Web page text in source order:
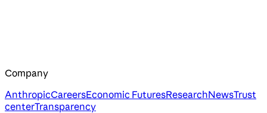
Company
AnthropicCareersEconomic FuturesResearchNewsTrust
centerTransparency